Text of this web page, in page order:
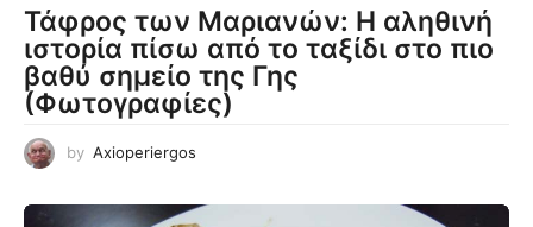
Τάφρος των Μαριανών: Η αληθινή
ιστορία πίσω από το ταξίδι στο πιο
βαθύ σημείο της Γης
(Φωτογραφίες)
by Axioperiergos